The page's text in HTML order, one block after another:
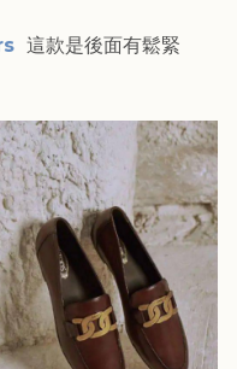
這款是後面有鬆緊